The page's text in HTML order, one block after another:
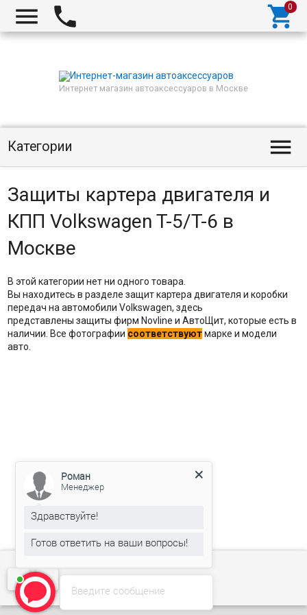
  
Интернет магазин автоаксессуаров в Москве
Категории 
Защиты картера двигателя и
КПП Volkswagen T-5/T-6 в
Москве
В этой категории нет ни одного товара.
Вы находитесь в разделе защит картера двигателя и коробки
передач на автомобили Volkswagen, здесь
представлены защиты фирм Novline и АвтоЩит, которые есть в
наличии. Все фотографии соответствуютмарке и модели
авто.
Введите сообщение
Роман
Менеджер
Здравствуйте!
Готов ответить на ваши вопросы!